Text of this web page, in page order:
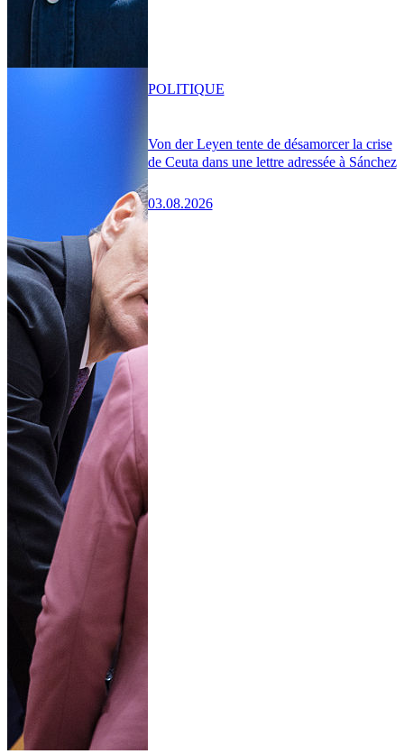
Von der Leyen tente de désamorcer la crise
de Ceuta dans une lettre adressée à Sánchez
03.08.2026
POLITIQUE